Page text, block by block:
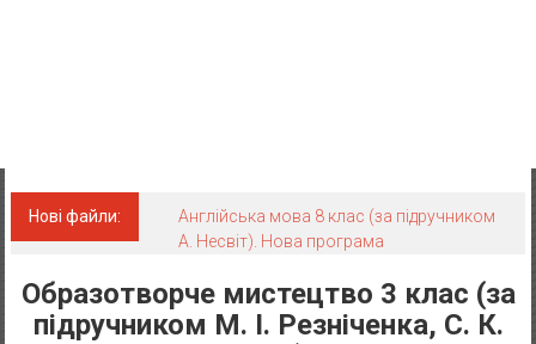
Нові файли:
Англійська мова 8 клас (за підручником
А. Несвіт). Нова програма
Образотворче мистецтво 3 клас (за
підручником М. І. Резніченка, C. К.